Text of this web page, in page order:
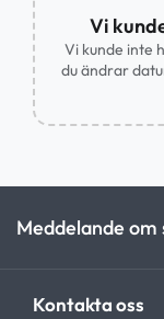
Vi
Vi kunde inte
du ändrar
Meddelande
Kontakta oss